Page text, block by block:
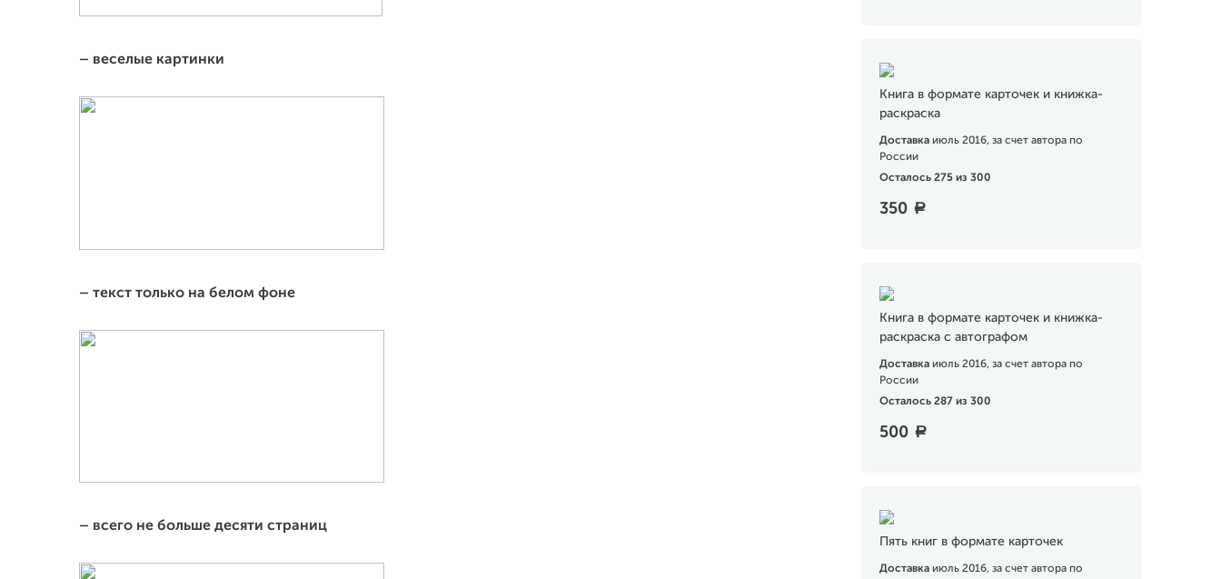
Книга в формате карточек и книжка-
раскраска
Доставка июль 2016, за счет автора по
России
Осталось 275 из 300
350 a
Книга в формате карточек и книжка-
раскраска с автографом
Доставка июль 2016, за счет автора по
России
Осталось 287 из 300
500 a
Пять книг в формате карточек
Доставка июль 2016, за счет автора по
– веселые картинки
– текст только на белом фоне
– всего не больше десяти страниц